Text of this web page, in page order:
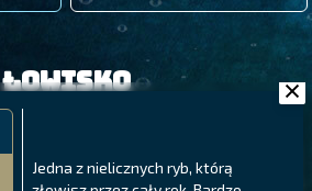
Jedna z nielicznych ryb, którą
Łowisko